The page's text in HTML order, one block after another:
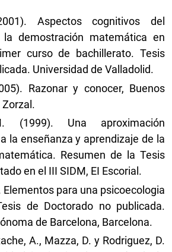
Aspectos cognitivos del
la demostración matemática en
curso de bachillerato. Tesis
Universidad de Valladolid.
Razonar y conocer, Buenos
(1999). Una aproximación
la enseñanza y aprendizaje de la
Resumen de la Tesis
en el III SIDM, EI Escorial.
Elementos para una psicoecologia
de Doctorado no publicada.
de Barcelona, Barcelona.
A., Mazza, D. y Rodriguez, D.